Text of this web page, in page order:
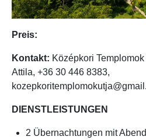
Preis:
Kontakt: Középkori
Attila, +36 30 446 8383,
DIENSTLEISTUNGEN
2 Übernachtungen mit